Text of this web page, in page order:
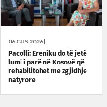
06 GUS 2026 |
Pacolli: Ereniku do të jetë
lumi i parë në Kosovë që
rehabilitohet me zgjidhje
natyrore